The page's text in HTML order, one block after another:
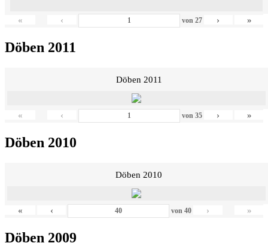
« ‹ von 27 › »
Döben 2011
Döben 2011
« ‹ von 35 › »
Döben 2010
Döben 2010
« ‹ von40 › »
Döben 2009